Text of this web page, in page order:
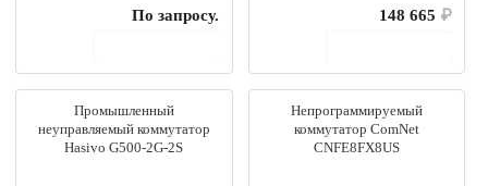
По запросу.
148 665 ₽
Промышленный
неуправляемый коммутатор
Hasivo G500-2G-2S
Непрограммируемый
коммутатор ComNet
CNFE8FX8US